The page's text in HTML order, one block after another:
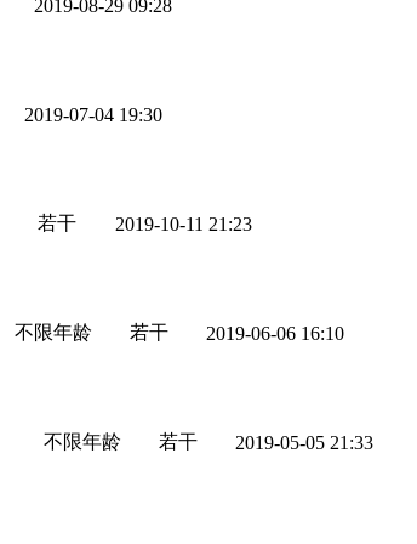
2019-08-29 09:28
2019-07-04 19:30
若干 2019-10-11 21:23
不限年龄 若干 2019-06-06 16:10
不限年龄 若干 2019-05-05 21:33